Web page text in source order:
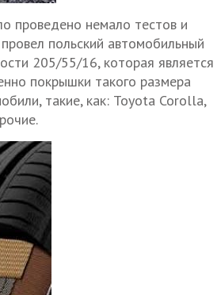
проведено немало тестов и
польский автомобильный
205/55/16, которая является
покрышки такого размера
такие, как: Toyota Corolla,